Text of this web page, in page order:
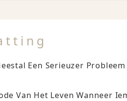
Een Serieuzer
Van Het Leven Wanneer